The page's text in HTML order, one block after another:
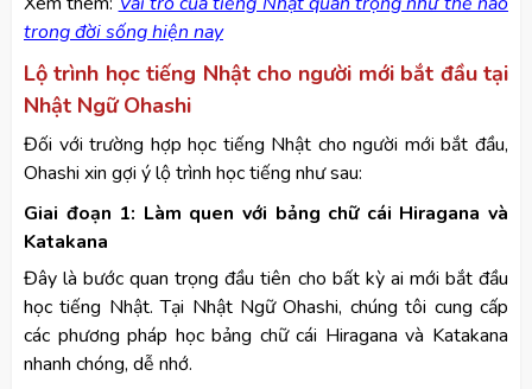
trong đời sống hiện nay
Lộ trình học tiếng Nhật cho người mới bắt đầu tại
Nhật Ngữ Ohashi
Đối với trường hợp học tiếng Nhật cho người mới bắt đầu,
Ohashi xin gợi ý lộ trình học tiếng như sau:
Giai đoạn 1: Làm quen với bảng chữ cái Hiragana và
Katakana
Đây là bước quan trọng đầu tiên cho bất kỳ ai mới bắt đầu
học tiếng Nhật. Tại Nhật Ngữ Ohashi, chúng tôi cung cấp
các phương pháp học bảng chữ cái Hiragana và Katakana
nhanh chóng, dễ nhớ.